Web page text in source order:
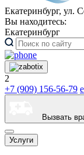
Екатеринбург, ул.
Вы находитесь:
Екатеринбург
2
+7 (909) 156-56-79
Вызвать
Услуги